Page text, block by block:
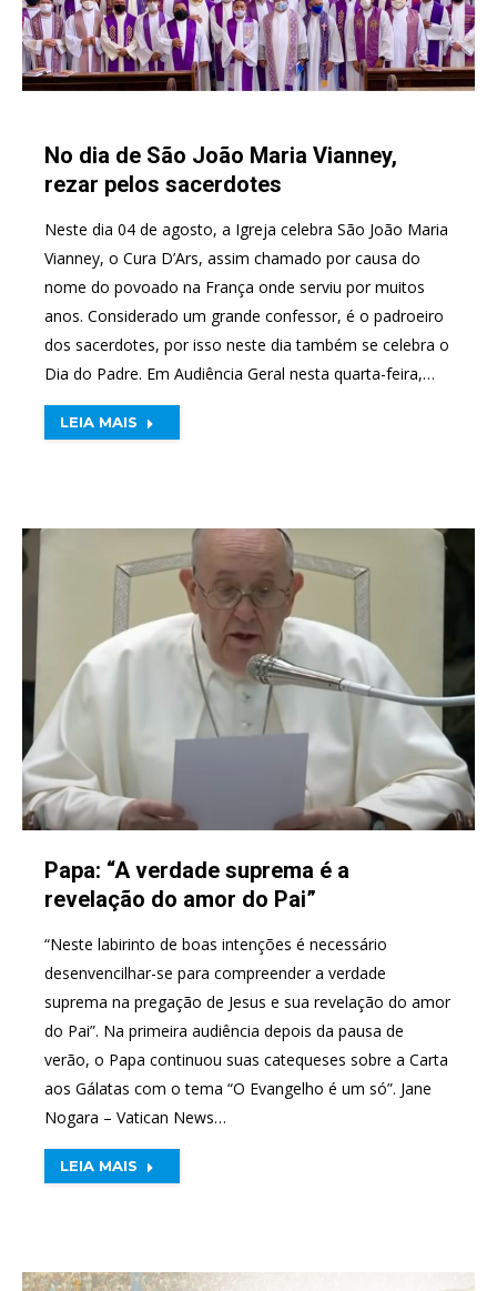
No dia de São João Maria Vianney,
rezar pelos sacerdotes
Neste dia 04 de agosto, a Igreja celebra São João Maria
Vianney, o Cura D’Ars, assim chamado por causa do
nome do povoado na França onde serviu por muitos
anos. Considerado um grande confessor, é o padroeiro
dos sacerdotes, por isso neste dia também se celebra o
Dia do Padre. Em Audiência Geral nesta quarta-feira,…
LEIA MAIS
Papa: “A verdade suprema é a
revelação do amor do Pai”
“Neste labirinto de boas intenções é necessário
desenvencilhar-se para compreender a verdade
suprema na pregação de Jesus e sua revelação do amor
do Pai”. Na primeira audiência depois da pausa de
verão, o Papa continuou suas catequeses sobre a Carta
aos Gálatas com o tema “O Evangelho é um só”. Jane
Nogara – Vatican News…
LEIA MAIS